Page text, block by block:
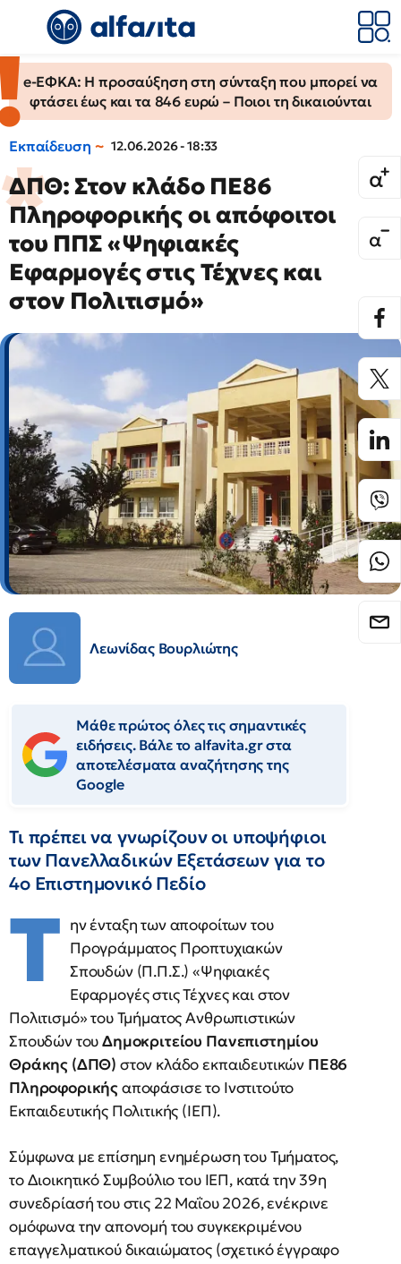
e-ΕΦΚΑ: Η προσαύξηση στη σύνταξη που μπορεί να
φτάσει έως και τα 846 ευρώ – Ποιοι τη δικαιούνται
Εκπαίδευση 12.06.2026 - 18:33
ΔΠΘ: Στον κλάδο ΠΕ86
Πληροφορικής οι απόφοιτοι
του ΠΠΣ «Ψηφιακές
Εφαρμογές στις Τέχνες και
στον Πολιτισμό»
Λεωνίδας Βουρλιώτης
Μάθε πρώτος όλες τις σημαντικές
ειδήσεις. Βάλε το alfavita.gr στα
αποτελέσματα αναζήτησης της
Google
Τι πρέπει να γνωρίζουν οι υποψήφιοι
των Πανελλαδικών Εξετάσεων για το
4ο Επιστημονικό Πεδίο
Τ ην ένταξη των αποφοίτων του
Προγράμματος Προπτυχιακών
Σπουδών (Π.Π.Σ.) «Ψηφιακές
Εφαρμογές στις Τέχνες και στον
Πολιτισμό» του Τμήματος Ανθρωπιστικών
Σπουδών τουΔημοκριτείου Πανεπιστημίου
Θράκης (ΔΠΘ) στον κλάδο εκπαιδευτικών ΠΕ86
Πληροφορικήςαποφάσισε το Ινστιτούτο
Εκπαιδευτικής Πολιτικής (ΙΕΠ).
Σύμφωνα με επίσημη ενημέρωση του Τμήματος,
το Διοικητικό Συμβούλιο του ΙΕΠ, κατά την 39η
συνεδρίασή του στις 22 Μαΐου 2026, ενέκρινε
ομόφωνα την απονομή του συγκεκριμένου
επαγγελματικού δικαιώματος (σχετικό έγγραφο